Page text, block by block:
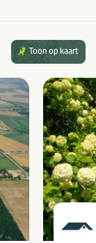
Toon op kaart